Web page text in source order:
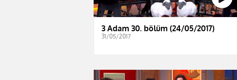
3 Adam 30. bölüm (24/05/2017)
31/05/2017